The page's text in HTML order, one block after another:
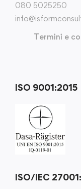
080 5025250
Termini e
ISO 9001:2015
ISO/IEC